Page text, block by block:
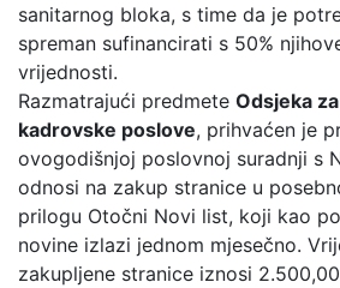
sanitarnog bloka, s time da je
spreman sufinancirati s 50%
vrijednosti.
Razmatrajući predmete Odsjeka
kadrovske poslove, prihvaćen je
ovogodišnjoj poslovnoj suradnji s
odnosi na zakup stranice u
prilogu Otočni Novi list, koji kao
novine izlazi jednom mjesečno.
zakupljene stranice iznosi